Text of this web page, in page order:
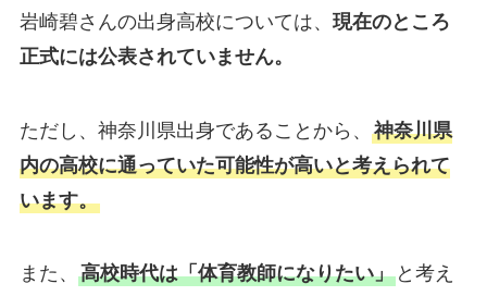
岩崎碧さんの出身高校については、 現在のところ
正式には公表されていません。
ただし、神奈川県出身であることから、 神奈川県
内の高校に通っていた可能性が高いと考えられて
います。
また、 高校時代は「体育教師になりたい」と考え